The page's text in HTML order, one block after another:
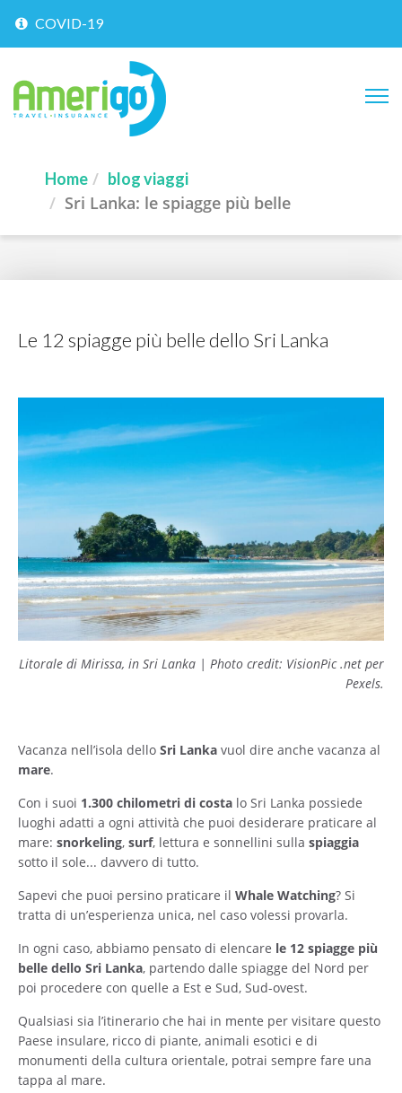
COVID-19
Home blog viaggi
Sri Lanka: le spiagge più belle
Le 12 spiagge più belle dello Sri Lanka
Litorale di Mirissa, in Sri Lanka | Photo credit: VisionPic .net per
Pexels.
Vacanza nell’isola dello Sri Lanka vuol dire anche vacanza al
mare.
Con i suoi 1.300 chilometri di costa lo Sri Lanka possiede
luoghi adatti a ogni attività che puoi desiderare praticare al
mare: snorkeling, surf, lettura e sonnellini sulla spiaggia
sotto il sole... davvero di tutto.
Sapevi che puoi persino praticare il Whale Watching? Si
tratta di un’esperienza unica, nel caso volessi provarla.
In ogni caso, abbiamo pensato di elencare le 12 spiagge più
belle dello Sri Lanka, partendo dalle spiagge del Nord per
poi procedere con quelle a Est e Sud, Sud-ovest.
Qualsiasi sia l’itinerario che hai in mente per visitare questo
Paese insulare, ricco di piante, animali esotici e di
monumenti della cultura orientale, potrai sempre fare una
tappa al mare.